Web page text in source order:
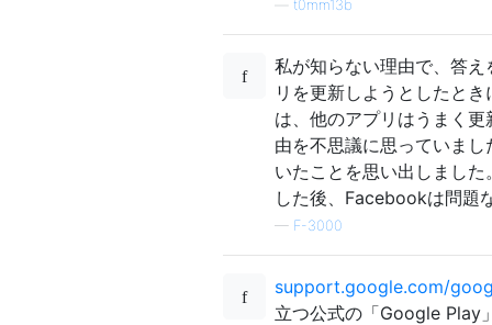
t0mm13b
私が知らない理由で、答
リを更新しようとしたと
は、他のアプリはうまく
由を不思議に思っていま
いたことを思い出しまし
した後、Facebookは問題
— F-3000
support.google.com/
立つ公式の「Google Play